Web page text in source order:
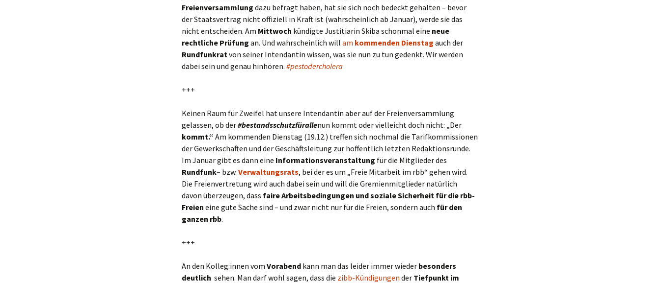
Freienversammlung dazu befragt haben, hat sie sich noch bedeckt gehalten – bevor
der Staatsvertrag nicht offiziell in Kraft ist (wahrscheinlich ab Januar), werde sie das
nicht entscheiden. Am Mittwoch kündigte Justitiarin Skiba schonmal eine neue
rechtliche Prüfung an. Und wahrscheinlich will am kommenden Dienstag auch der
Rundfunkratvon seiner Intendantin wissen, was sie nun zu tun gedenkt. Wir werden
dabei sein und genau hinhören. #pestodercholera
+++
Keinen Raum für Zweifel hat unsere Intendantin aber auf der Freienversammlung
gelassen, ob der#bestandsschutzfürallenun kommt oder vielleicht doch nicht: „Der
kommt.“ Am kommenden Dienstag (19.12.) treffen sich nochmal die Tarifkommissionen
der Gewerkschaften und der Geschäftsleitung zur hoffentlich letzten Redaktionsrunde.
Im Januar gibt es dann eine Informationsveranstaltung für die Mitglieder des
Rundfunk– bzw. Verwaltungsrats, bei der es um „Freie Mitarbeit im rbb“ gehen wird.
Die Freienvertretung wird auch dabei sein und will die Gremienmitglieder natürlich
davon überzeugen, dass faire Arbeitsbedingungen undsoziale Sicherheit für die rbb-
Freien eine gute Sache sind – und zwar nicht nur für die Freien, sondern auch für den
ganzen rbb.
+++
An den Kolleg:innen vom Vorabend kann man das leider immer wieder besonders
deutlich sehen. Man darf wohl sagen, dass die zibb-Kündigungen der Tiefpunkt im